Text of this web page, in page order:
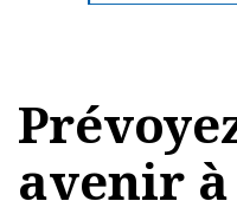
avenir